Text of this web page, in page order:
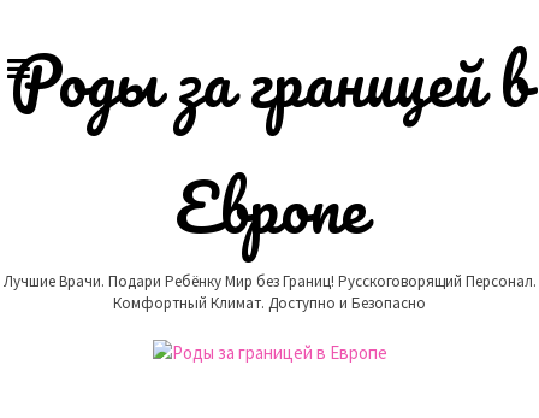
content
Роды за границей в
Европе
Лучшие Врачи. Подари Ребёнку Мир без Границ! Русскоговорящий Персонал.
Комфортный Климат. Доступно и Безопасно